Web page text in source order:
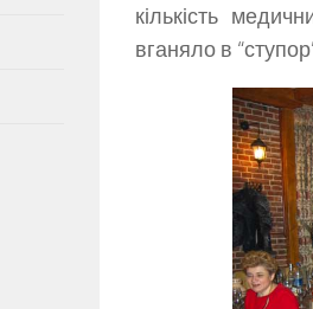
кількість
вганяло в